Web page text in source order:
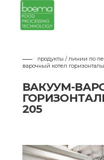
продукты / линии по
варочный котел
ВАКУУМ-
205